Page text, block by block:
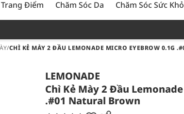
Trang Điểm Chăm Sóc Da Chăm Sóc Sức
/CHÌ KẺ MÀY 2 ĐẦU LEMONADE MICRO EYEBROW 0.1G
LEMONADE
Chì Kẻ Mày 2 Đầu
.#01 Natural Brown